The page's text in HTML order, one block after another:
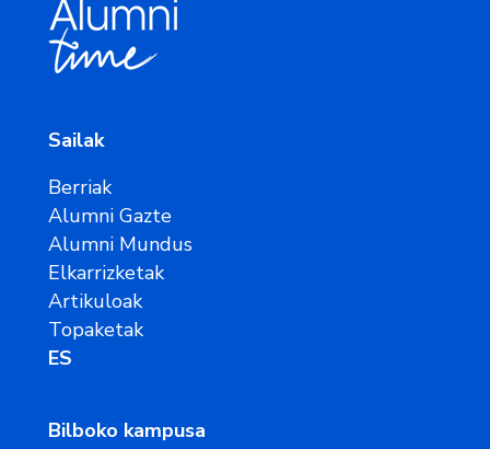
Sailak
Berriak
Alumni Gazte
Alumni Mundus
Elkarrizketak
Artikuloak
Topaketak
ES
Bilboko kampusa